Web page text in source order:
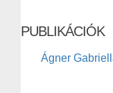
PUBLIKÁCIÓK
Ágner